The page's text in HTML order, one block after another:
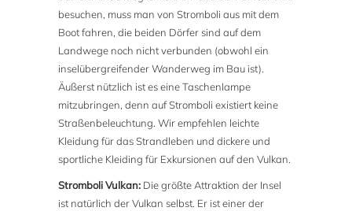
besuchen, muss man von Stromboli aus mit dem
Boot fahren, die beiden Dörfer sind auf dem
Landwege noch nicht verbunden (obwohl ein
inselübergreifender Wanderweg im Bau ist).
Äußerst nützlich ist es eine Taschenlampe
mitzubringen, denn auf Stromboli existiert keine
Straßenbeleuchtung. Wir empfehlen leichte
Kleidung für das Strandleben und dickere und
sportliche Kleiding für Exkursionen auf den Vulkan.
Stromboli Vulkan: Die größte Attraktion der Insel
ist natürlich der Vulkan selbst. Er ist einer der